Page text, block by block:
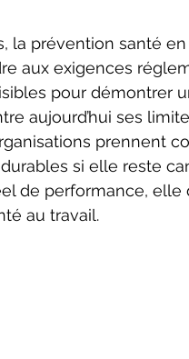
la prévention santé
aux exigences
pour démontrer
aujourd’hui ses
prennent
si elle reste
de performance, elle
au travail.